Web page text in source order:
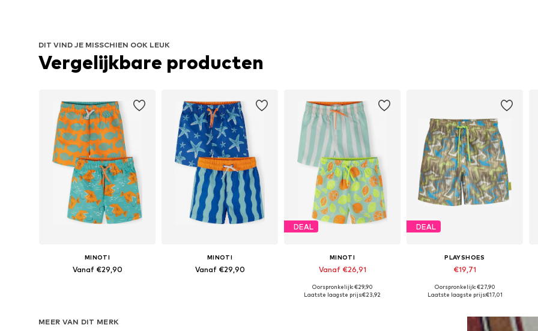
DIT VIND JE MISSCHIEN OOK LEUK
Vergelijkbare producten
MINOTI
Vanaf €29,90
MINOTI
Vanaf €29,90
DEAL
MINOTI
Vanaf €26,91
Beschikbaar in vele maten
Oorspronkelijk: €29,90
Laatste laagste prijs:€23,92
DEAL
PLAYSHOES
€19,71
Beschikbaar in vele maten
Oorspronkelijk: €27,90
Laatste laagste prijs:€17,01
MEER VAN DIT MERK